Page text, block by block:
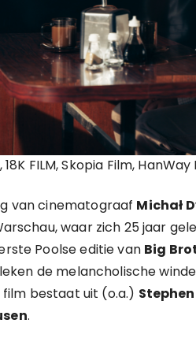
FILM, Skopia Film,
van cinematograaf Michał
waar zich 25 jaar
Poolse editie van Big
de melancholische
bestaat uit (o.a.)
.